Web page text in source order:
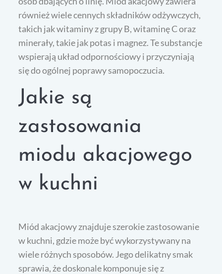
również wiele cennych składników odżywczych,
takich jak witaminy z grupy B, witaminę C oraz
minerały, takie jak potas i magnez. Te substancje
wspierają układ odpornościowy i przyczyniają
się do ogólnej poprawy samopoczucia.
Jakie są
zastosowania
miodu akacjowego
w kuchni
Miód akacjowy znajduje szerokie zastosowanie
w kuchni, gdzie może być wykorzystywany na
wiele różnych sposobów. Jego delikatny smak
sprawia, że doskonale komponuje się z